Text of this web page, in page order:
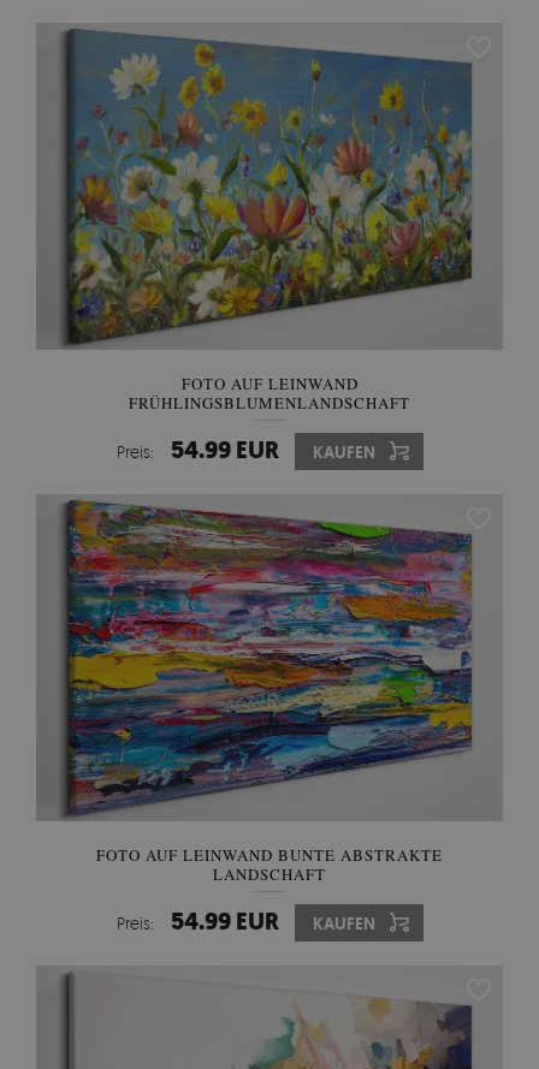
FOTO AUF LEINWAND
FRÜHLINGSBLUMENLANDSCHAFT
Preis: 54.99 EUR KAUFEN
FOTO AUF LEINWAND BUNTE ABSTRAKTE
LANDSCHAFT
Preis: 54.99 EUR KAUFEN